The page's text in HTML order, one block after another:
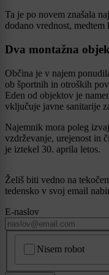
Ta je po novem znašala
dodano vrednost, medtem
Dva montažna
Občina je v najem
ob športnih in otroških
Eden od objektov je
vključuje javne sanitarije
Najemnik mora poleg
vzdrževanje, urejenost in
je iztekel 30. aprila letos.
Želiš biti vedno na
tedensko v svoj email
E-naslov
Nisem robot